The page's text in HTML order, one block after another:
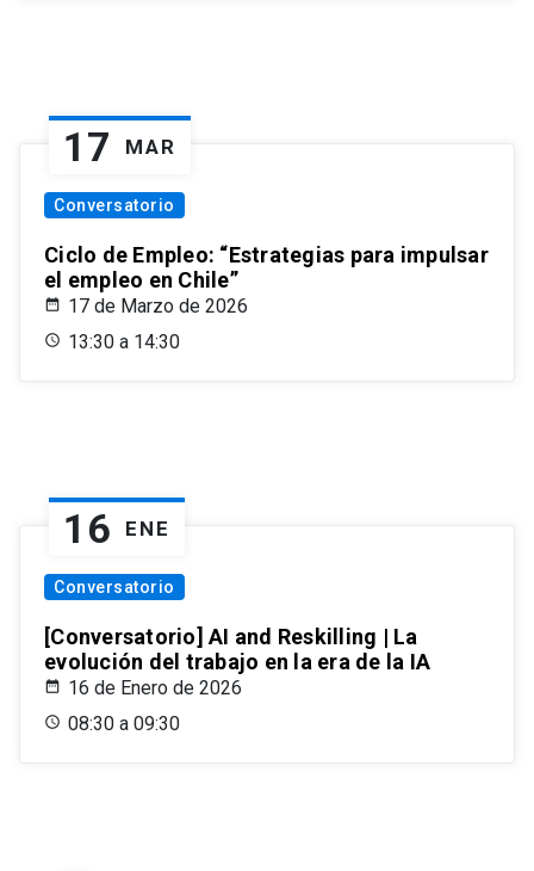
17 MAR
Conversatorio
Ciclo de Empleo: “Estrategias para impulsar
el empleo en Chile”
17 de Marzo de 2026
13:30 a 14:30
16 ENE
Conversatorio
[Conversatorio] AI and Reskilling | La
evolución del trabajo en la era de la IA
16 de Enero de 2026
08:30 a 09:30